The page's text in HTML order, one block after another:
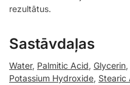
rezultātus.
Sastāvdaļas
Water, Palmitic Acid, Glycerin,
Potassium Hydroxide, Stearic